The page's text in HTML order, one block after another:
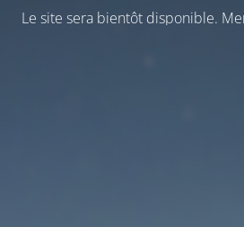
Le site sera bientôt disponible.